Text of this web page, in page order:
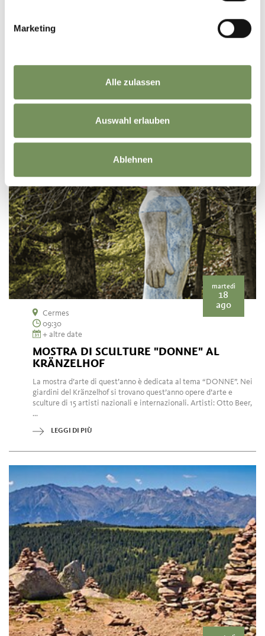
Marketing
Alle zulassen
Auswahl erlauben
Ablehnen
Dal Passo della Mendola seguiamo il sentiero forestale fino al
martedì
18
ago
Cermes
09:30
+ altre date
MOSTRA DI SCULTURE "DONNE" AL
KRÄNZELHOF
La mostra d’arte di quest’anno è dedicata al tema “DONNE”. Nei
giardini del Kränzelhof si trovano quest’anno opere d’arte e
sculture di 15 artisti nazionali e internazionali. Artisti: Otto Beer,
...
LEGGI DI PIÙ